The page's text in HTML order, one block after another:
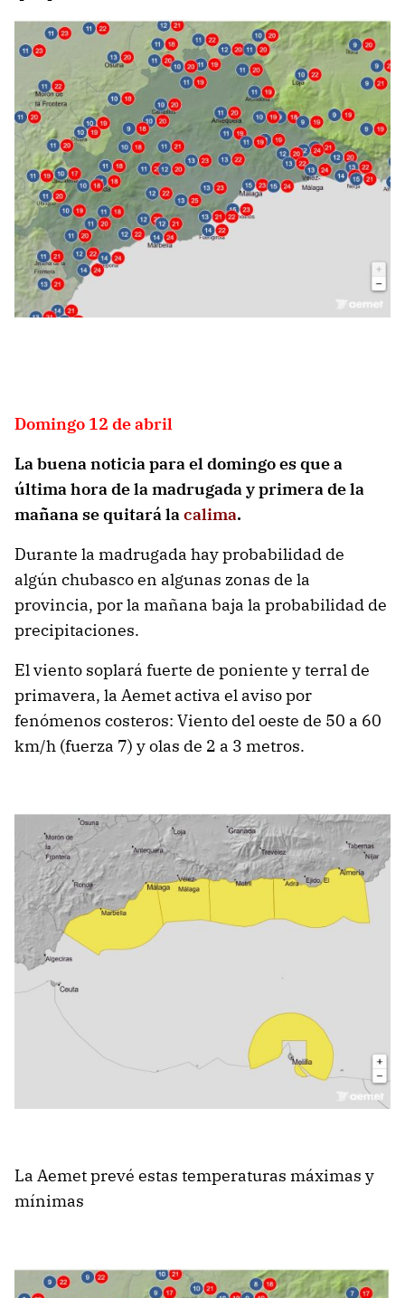
Domingo 12 de abril
La buena noticia para el domingo es que a
última hora de la madrugada y primera de la
mañana se quitará lacalima.
Durante la madrugada hay probabilidad de
algún chubasco en algunas zonas de la
provincia, por la mañana baja la probabilidad de
precipitaciones.
El viento soplará fuerte de poniente y terral de
primavera, la Aemet activa el aviso por
fenómenos costeros: Viento del oeste de 50 a 60
km/h (fuerza 7) y olas de 2 a 3 metros.
La Aemet prevé estas temperaturas máximas y
mínimas